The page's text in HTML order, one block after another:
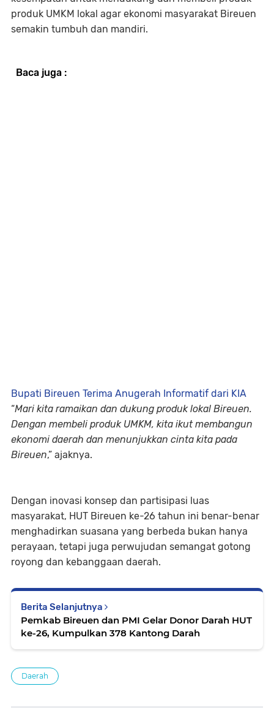
produk UMKM lokal agar ekonomi masyarakat Bireuen
semakin tumbuh dan mandiri.
Baca juga :
Bupati Bireuen Terima Anugerah Informatif dari KIA
“Mari kita ramaikan dan dukung produk lokal Bireuen.
Dengan membeli produk UMKM, kita ikut membangun
ekonomi daerah dan menunjukkan cinta kita pada
Bireuen,” ajaknya.
Dengan inovasi konsep dan partisipasi luas
masyarakat, HUT Bireuen ke-26 tahun ini benar-benar
menghadirkan suasana yang berbeda bukan hanya
perayaan, tetapi juga perwujudan semangat gotong
royong dan kebanggaan daerah.
Berita Selanjutnya
Pemkab Bireuen dan PMI Gelar Donor Darah HUT
ke-26, Kumpulkan 378 Kantong Darah
Daerah